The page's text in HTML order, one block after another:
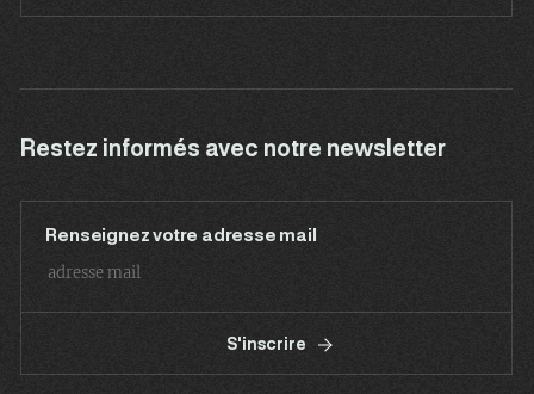
Restez informés avec notre newsletter
Renseignez votre adresse mail
S'inscrire